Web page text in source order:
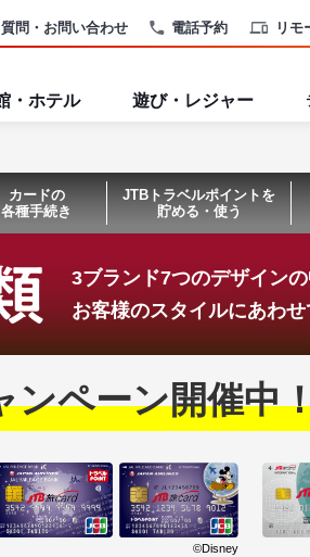
電話予約 リモ
問・お問い合わせ
・ホテル 遊び・レジャー
カードの
各種手続き
JTBトラベルポイントを
貯める・使う
3ブランド7つのデザインの
お客様のスタイルにあわせ
ンペーン開催中
©Disney